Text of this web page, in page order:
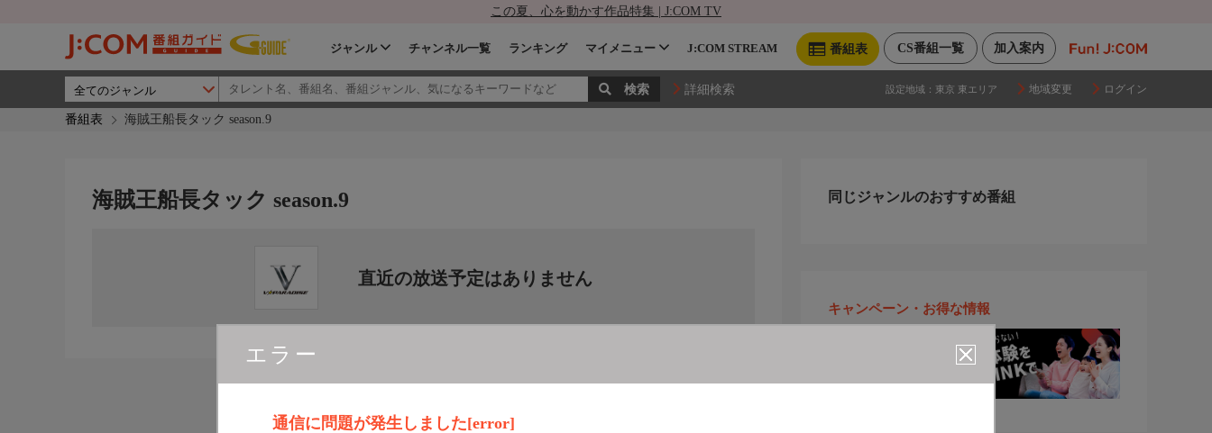
この夏、心を動かす作品特集 | J:COM TV
加入案内
CS番組一覧
番組表
ジャンル チャンネル一覧 ランキング マイメニュー J:COM STREAM
詳細検索 設定地域： 東京 東エリア 地域変更 ログイン
番組表 海賊王船長タック season.9
エラー
通信に問題が発生しました[error]
海賊王船長タック season.9
直近の放送予定はありません
同じジャンルのおすすめ番組
キャンペーン・お得な情報